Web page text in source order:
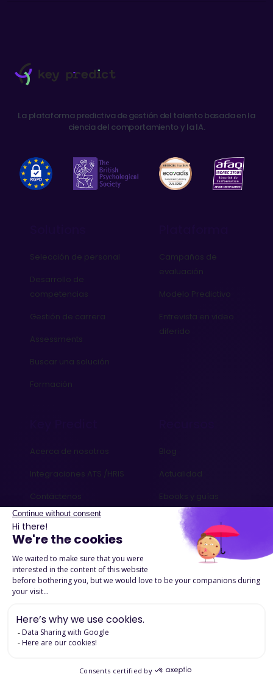
La plataforma predictiva de gestión del talento basada en la
ciencia del comportamiento y la IA.
Selección de personal
Desarrollo de
competencias
Gestión de carrera
Assessments
Buscar una solución
Formación
Campañas de
evaluación
Modelo Predictivo
Entrevista en video
diferido
Acerca de nosotros
Integraciones ATS /HRIS
Contáctenos
Blog
Actualidad
Ebooks y guías
Podcasts
Success Stories
Advertencias legales Politica de Confidencialidad